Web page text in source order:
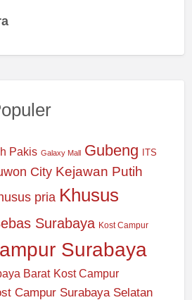
Pakis Galaxy Mall Gubeng ITS
City Kejawan Putih
pria Khusus
Surabaya Kost Campur
Surabaya
Barat Kost Campur
Campur Surabaya Selatan